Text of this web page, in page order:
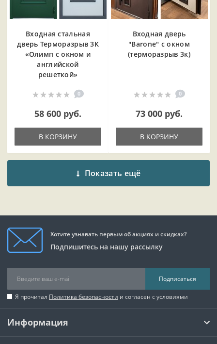
Входная cтальная
дверь Терморазрыв 3К
«Олимп с окном и
английской
решеткой»
0
58 600 руб.
В КОРЗИНУ
Входная дверь
"Barone" с окном
(терморазрыв 3к)
0
73 000 руб.
В КОРЗИНУ
Показать ещё
Хотите узнавать первым об акциях и скидках?
Подпишитесь на нашу рассылку
Подписаться
Я прочитал Политика безопасности и согласен с условиями
Информация